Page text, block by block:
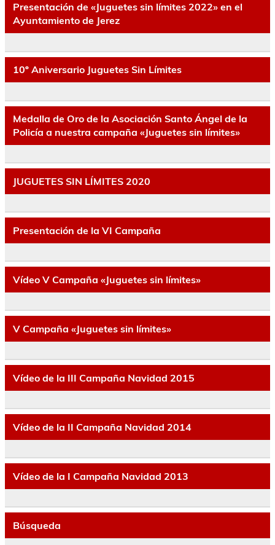
Presentación de «Juguetes sin límites 2022» en el
Ayuntamiento de Jerez
10º Aniversario Juguetes Sin Límites
Medalla de Oro de la Asociación Santo Ángel de la
Policía a nuestra campaña «Juguetes sin límites»
JUGUETES SIN LÍMITES 2020
Presentación de la VI Campaña
Vídeo V Campaña «Juguetes sin límites»
V Campaña «Juguetes sin límites»
Vídeo de la III Campaña Navidad 2015
Vídeo de la II Campaña Navidad 2014
Vídeo de la I Campaña Navidad 2013
Búsqueda